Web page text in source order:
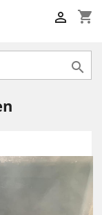
shopping_cart

